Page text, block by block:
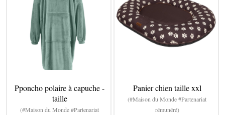
Pponcho polaire à capuche -
taille
(#Maison du Monde #Partenariat
Panier chien taille xxl
(#Maison du Monde #Partenariat
rémunéré)